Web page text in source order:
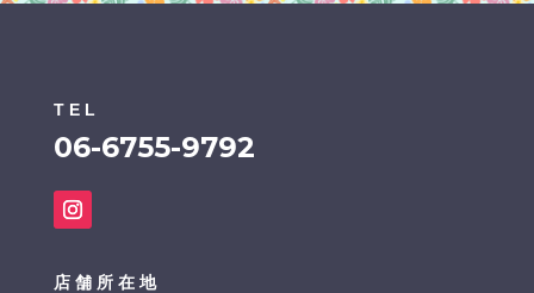
TEL
06-6755-9792
店舗所在地